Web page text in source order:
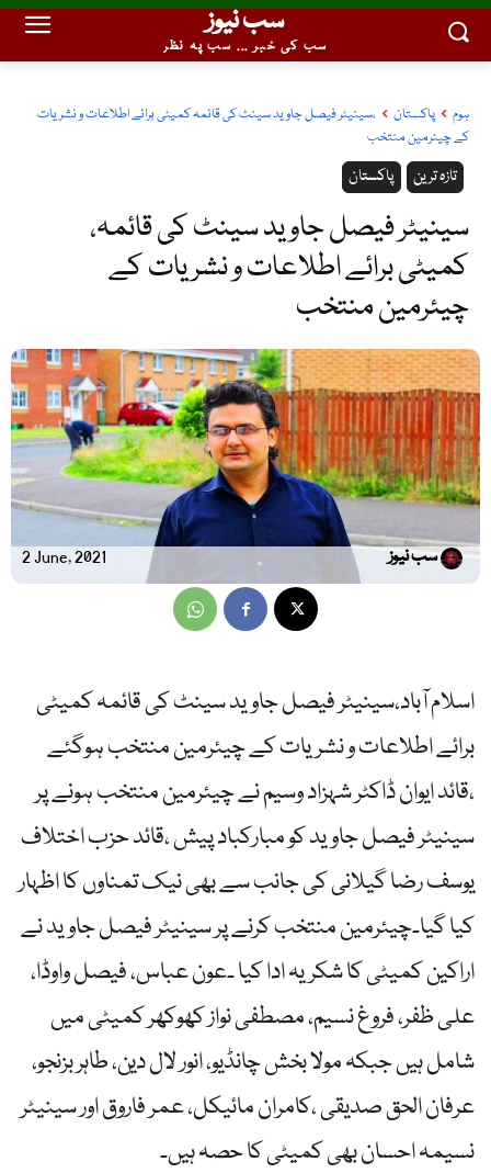
سب نیوز
سب کی خبر ... سب پہ نظر
ہوم پاکستان
،سینیٹر فیصل جاوید سینٹ کی قائمہ کمیٹی برائے اطلاعات و نشریات
کے چیئرمین منتخب
پاکستان تازہ ترین
،سینیٹر فیصل جاوید سینٹ کی قائمہ
کمیٹی برائے اطلاعات و نشریات کے
چیئرمین منتخب
2 June, 2021 سب نیوز
اسلام آباد،سینیٹر فیصل جاوید سینٹ کی قائمہ کمیٹی
برائے اطلاعات و نشریات کے چیئرمین منتخب ہوگئے
،قائد ایوان ڈاکٹر شہزاد وسیم نے چیئرمین منتخب ہونے پر
سینیٹر فیصل جاوید کو مبارکباد پیش ،قائد حزب اختلاف
یوسف رضا گیلانی کی جانب سے بھی نیک تمناوں کا اظہار
کیا گیا۔چیئرمین منتخب کرنے پر سینیٹر فیصل جاوید نے
اراکین کمیٹی کا شکریہ ادا کیا ۔عون عباس، فیصل واوڈا،
علی ظفر، فروغ نسیم، مصطفی نواز کھوکھر کمیٹی میں
شامل ہیں جبکہ مولا بخش چانڈیو، انور لال دین، طاہر بزنجو،
عرفان الحق صدیقی ،کامران مائیکل، عمر فاروق اور سینیٹر
نسیمہ احسان بھی کمیٹی کا حصہ ہیں۔